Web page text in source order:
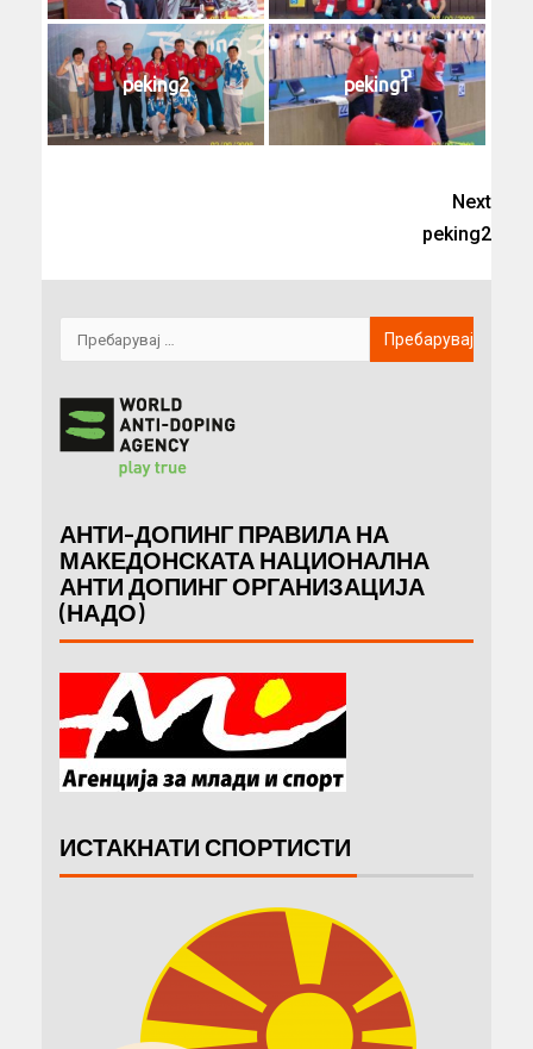
peking2 peking1
Next
peking2
АНТИ-ДОПИНГ ПРАВИЛА НА
МАКЕДОНСКАТА НАЦИОНАЛНА
АНТИ ДОПИНГ ОРГАНИЗАЦИЈА
(НАДО)
ИСТАКНАТИ СПОРТИСТИ